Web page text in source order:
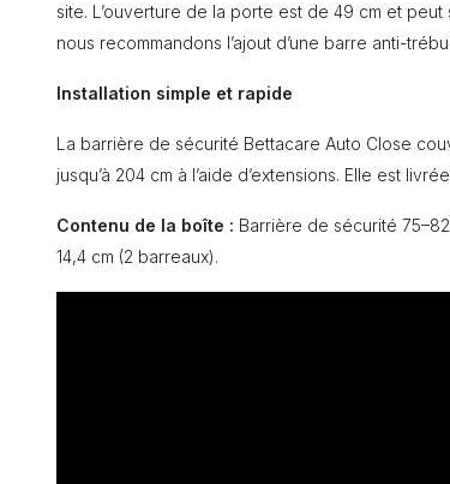
site. L’ouverture de la porte est de 49 cm et peut
nous recommandons l’ajout d’une barre anti-
Installation simple et rapide
La barrière de sécurité Bettacare Auto Close
jusqu’à 204 cm à l’aide d’extensions. Elle est
Contenu de la boîte : Barrière de sécurité
14,4 cm (2 barreaux).